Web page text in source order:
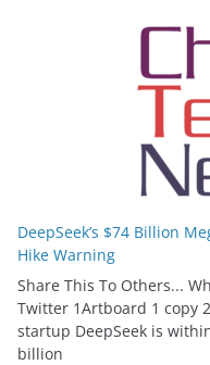
DeepSeek’s $74 Billion
Hike Warning
Share This To Others...
Twitter 1Artboard 1 copy
startup DeepSeek is
billion